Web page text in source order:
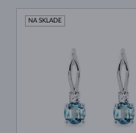
NA SKLADE